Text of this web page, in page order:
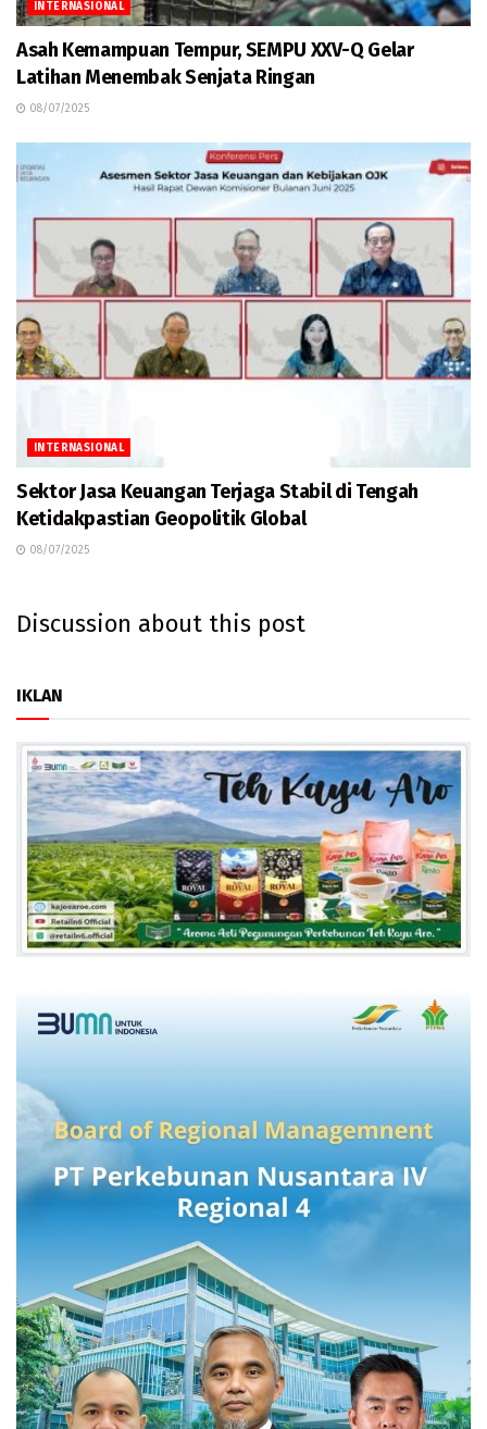
INTERNASIONAL
Asah Kemampuan Tempur, SEMPU XXV-Q Gelar
Latihan Menembak Senjata Ringan
08/07/2025
INTERNASIONAL
Sektor Jasa Keuangan Terjaga Stabil di Tengah
Ketidakpastian Geopolitik Global
08/07/2025
Discussion about this post
IKLAN